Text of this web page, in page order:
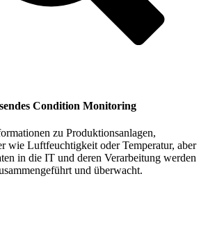
Condition Monitoring
zu Produktionsanlagen,
wie Luftfeuchtigkeit oder Temperatur, aber
in die IT und deren Verarbeitung werden
und überwacht.